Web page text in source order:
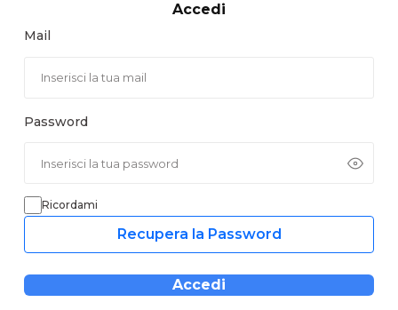
Accedi
Mail
Password
Ricordami
Recupera la Password
Accedi